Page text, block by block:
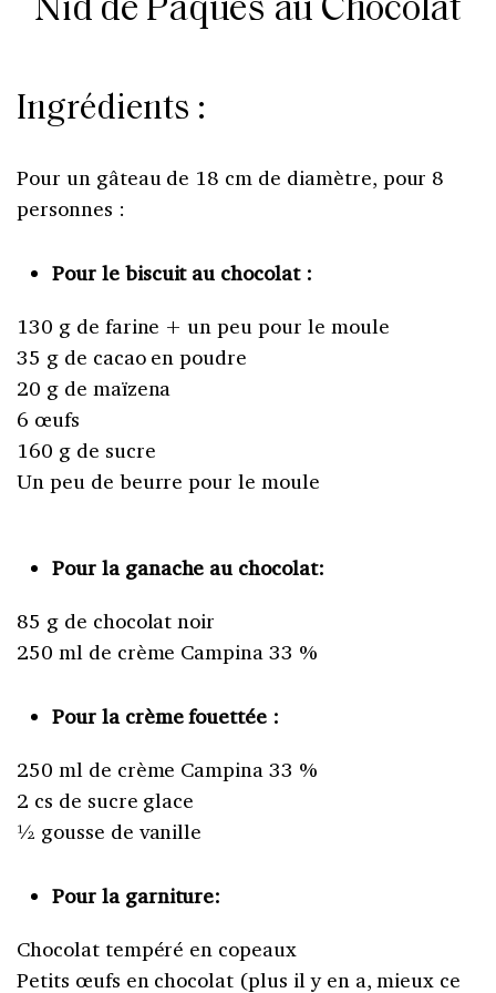
Nid de Pâques au Chocolat
Ingrédients :
Pour un gâteau de 18 cm de diamètre, pour 8
personnes :
Pour le biscuit au chocolat :
130 g de farine + un peu pour le moule
35 g de cacao en poudre
20 g de maïzena
6 œufs
160 g de sucre
Un peu de beurre pour le moule
Pour la ganache au chocolat:
85 g de chocolat noir
250 ml de crème Campina 33 %
Pour la crème fouettée :
250 ml de crème Campina 33 %
2 cs de sucre glace
½ gousse de vanille
Pour la garniture:
Chocolat tempéré en copeaux
Petits œufs en chocolat (plus il y en a, mieux ce